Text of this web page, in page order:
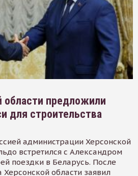
области предложили
для строительства
администрации Херсонской
встретился с Александром
поездки в Беларусь. После
Херсонской области заявил